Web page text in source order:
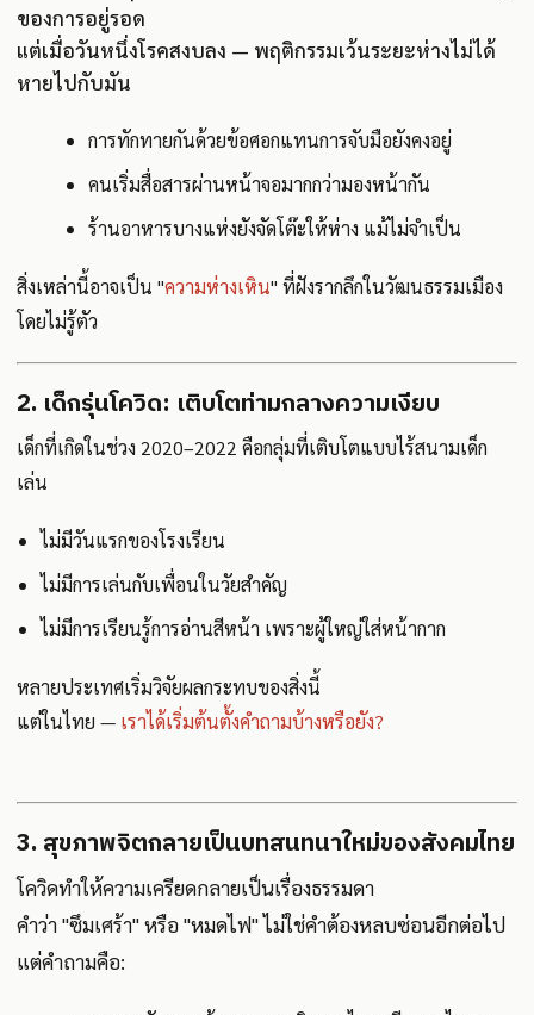
ของการอยู่รอด
แต่เมื่อวันหนึ่งโรคสงบลง — พฤติกรรมเว้นระยะห่างไม่ได้
หายไปกับมัน
การทักทายกันด้วยข้อศอกแทนการจับมือยังคงอยู่
คนเริ่มสื่อสารผ่านหน้าจอมากกว่ามองหน้ากัน
ร้านอาหารบางแห่งยังจัดโต๊ะให้ห่าง แม้ไม่จำเป็น
สิ่งเหล่านี้อาจเป็น "ความห่างเหิน" ที่ฝังรากลึกในวัฒนธรรมเมือง
โดยไม่รู้ตัว
2. เด็กรุ่นโควิด: เติบโตท่ามกลางความเงียบ
เด็กที่เกิดในช่วง 2020–2022 คือกลุ่มที่เติบโตแบบไร้สนามเด็ก
เล่น
ไม่มีวันแรกของโรงเรียน
ไม่มีการเล่นกับเพื่อนในวัยสำคัญ
ไม่มีการเรียนรู้การอ่านสีหน้า เพราะผู้ใหญ่ใส่หน้ากาก
หลายประเทศเริ่มวิจัยผลกระทบของสิ่งนี้
แต่ในไทย — เราได้เริ่มต้นตั้งคำถามบ้างหรือยัง?
3. สุขภาพจิตกลายเป็นบทสนทนาใหม่ของสังคมไทย
โควิดทำให้ความเครียดกลายเป็นเรื่องธรรมดา
คำว่า "ซึมเศร้า" หรือ "หมดไฟ" ไม่ใช่คำต้องหลบซ่อนอีกต่อไป
แต่คำถามคือ: